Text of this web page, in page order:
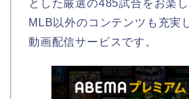
とした厳選の485試合をお楽
MLB以外のコンテンツも充実
動画配信サービスです。